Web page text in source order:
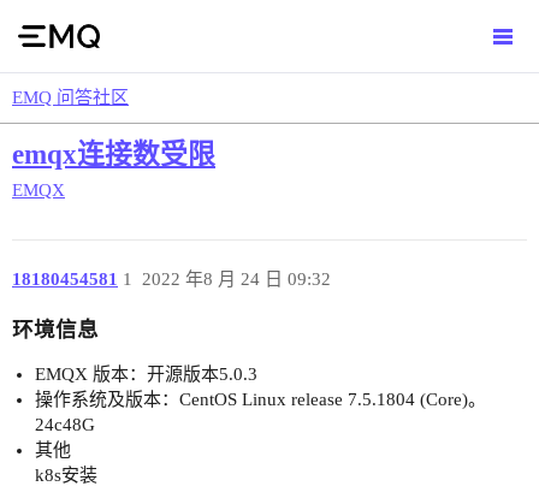
EMQ 问答社区
emqx连接数受限
EMQX
18180454581 2022 年8 月 24 日 09:32
1
环境信息
EMQX 版本：开源版本5.0.3
操作系统及版本：CentOS Linux release 7.5.1804 (Core)。
24c48G
其他
k8s安装